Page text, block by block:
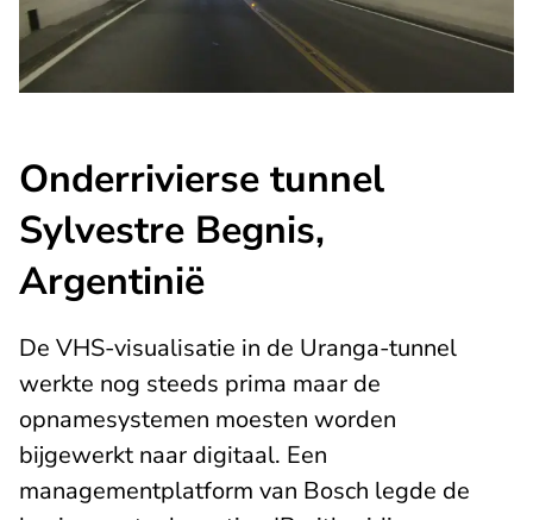
Onderrivierse tunnel
Sylvestre Begnis,
Argentinië
De VHS-visualisatie in de Uranga-tunnel
werkte nog steeds prima maar de
opnamesystemen moesten worden
bijgewerkt naar digitaal. Een
managementplatform van Bosch legde de